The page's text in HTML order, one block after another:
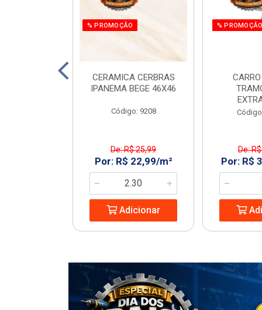
% PROMOÇÃO
CERAMICA CERBRAS
IPANEMA BEGE 46X46
Código: 9208
De: R$ 25,99
Por: R$ 22,99/m²
Adicionar
%
De:
Por: R$